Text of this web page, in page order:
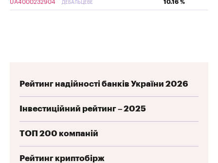
UA4000232904 ДЕБАЛЬЦЕВЕ 10.16 %
Рейтинг надійності банків України 2026
Інвестиційний рейтинг – 2025
ТОП 200 компаній
Рейтинг криптобірж